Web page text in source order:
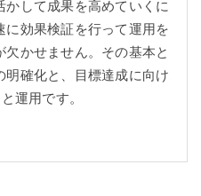
して成果を高めていくに
に効果検証を行って運用を
かせません。その基本と
明確化と、目標達成に向け
運用です。